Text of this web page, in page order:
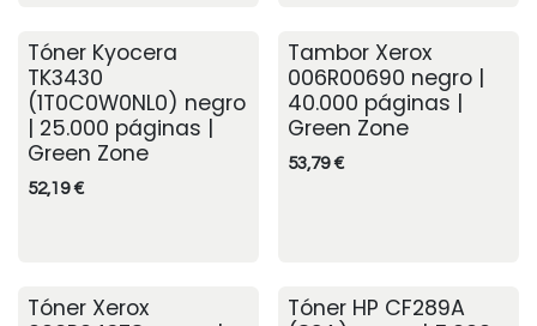
Tóner Kyocera
TK3430
(1T0C0W0NL0) negro
| 25.000 páginas |
Green Zone
52,19€
Tambor Xerox
006R00690 negro |
40.000 páginas |
Green Zone
53,79€
Tóner Xerox
Tóner HP CF289A